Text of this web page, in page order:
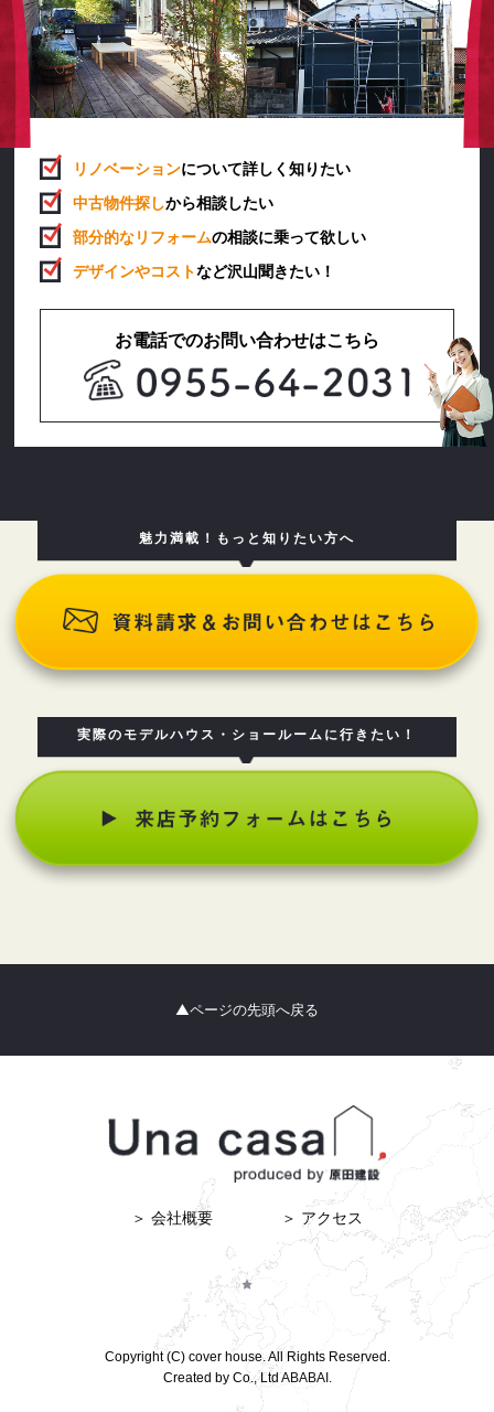
リノベーションについて詳しく知りたい
中古物件探しから相談したい
部分的なリフォームの相談に乗って欲しい
デザインやコストなど沢山聞きたい！
お電話でのお問い合わせはこちら
魅力満載！もっと知りたい方へ
実際のモデルハウス・ショールームに行きたい！
▲ページの先頭へ戻る
＞ 会社概要 ＞ アクセス
Copyright (C) cover house. All Rights Reserved.
Created by Co., LtdABABAI.